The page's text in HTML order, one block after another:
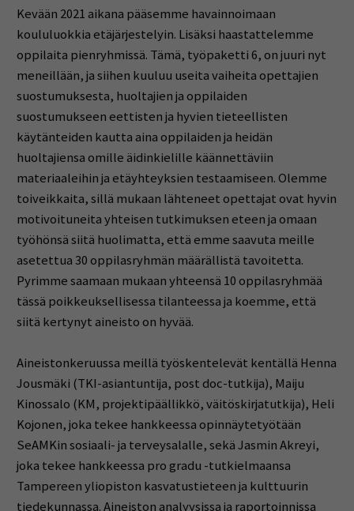
Kevään 2021 aikana pääsemme havainnoimaan
koululuokkia etäjärjestelyin. Lisäksi haastattelemme
oppilaita pienryhmissä. Tämä, työpaketti 6, on juuri nyt
meneillään, ja siihen kuuluu useita vaiheita opettajien
suostumuksesta, huoltajien ja oppilaiden
suostumukseen eettisten ja hyvien tieteellisten
käytänteiden kautta aina oppilaiden ja heidän
huoltajiensa omille äidinkielille käännettäviin
materiaaleihin ja etäyhteyksien testaamiseen. Olemme
toiveikkaita, sillä mukaan lähteneet opettajat ovat hyvin
motivoituneita yhteisen tutkimuksen eteen ja omaan
työhönsä siitä huolimatta, että emme saavuta meille
asetettua 30 oppilasryhmän määrällistä tavoitetta.
Pyrimme saamaan mukaan yhteensä 10 oppilasryhmää
tässä poikkeuksellisessa tilanteessa ja koemme, että
siitä kertynyt aineisto on hyvää.
Aineistonkeruussa meillä työskentelevät kentällä Henna
Jousmäki (TKI-asiantuntija, post doc-tutkija), Maiju
Kinossalo (KM, projektipäällikkö, väitöskirjatutkija), Heli
Kojonen, joka tekee hankkeessa opinnäytetyötään
SeAMKin sosiaali- ja terveysalalle, sekä Jasmin Akreyi,
joka tekee hankkeessa pro gradu -tutkielmaansa
Tampereen yliopiston kasvatustieteen ja kulttuurin
tiedekunnassa. Aineiston analyysissa ja raportoinnissa